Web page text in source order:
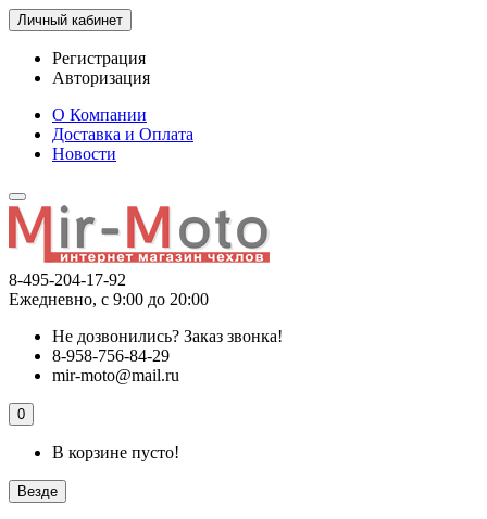
Личный кабинет
Регистрация
Авторизация
О Компании
Доставка и Оплата
Новости
8-495-204-17-92
Ежедневно, с 9:00 до 20:00
Не дозвонились? Заказ звонка!
8-958-756-84-29
mir-moto@mail.ru
0
В корзине пусто!
Везде